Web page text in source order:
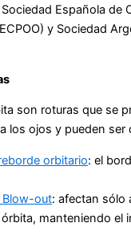
Española de
y Sociedad
son roturas que se
los ojos y pueden ser
orbitario: el
Blow-out: afectan sólo
manteniendo el